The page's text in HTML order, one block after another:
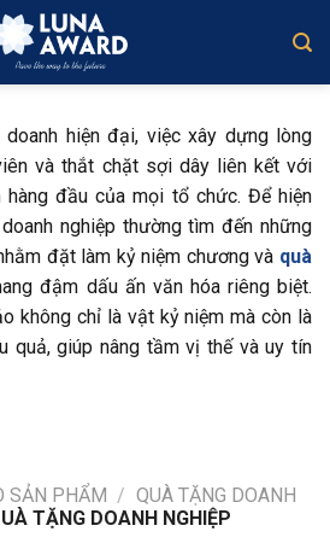
hiện đại, việc xây dựng lòng
và thắt chặt sợi dây liên kết với
đầu của mọi tổ chức. Để hiện
nghiệp thường tìm đến những
đặt làm kỷ niệm chương và quà
đậm dấu ấn văn hóa riêng biệt.
không chỉ là vật kỷ niệm mà còn là
quả, giúp nâng tầm vị thế và uy tín
SẢN PHẨM / QUÀ TẶNG DOANH
TẶNG DOANH NGHIỆP